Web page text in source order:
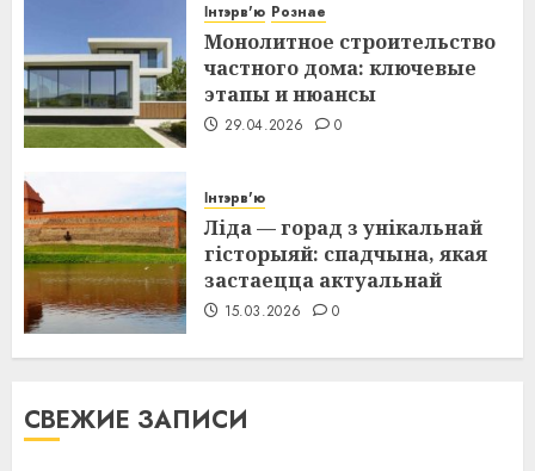
Інтэрв'ю Рознае
Монолитное строительство
частного дома: ключевые
этапы и нюансы
29.04.2026 0
Інтэрв'ю
Ліда — горад з унікальнай
гісторыяй: спадчына, якая
застаецца актуальнай
15.03.2026 0
СВЕЖИЕ ЗАПИСИ